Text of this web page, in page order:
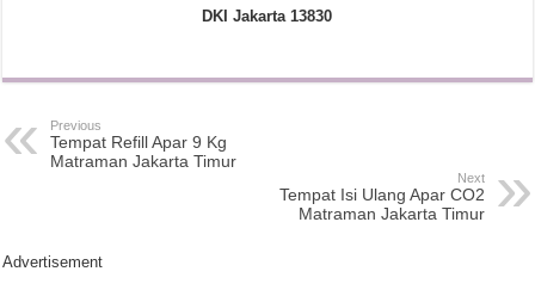
DKI Jakarta 13830
Previous
Tempat Refill Apar 9 Kg
Matraman Jakarta Timur
Next
Tempat Isi Ulang Apar CO2
Matraman Jakarta Timur
Advertisement